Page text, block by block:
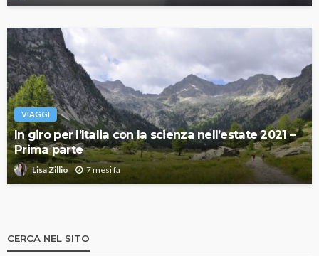
VIAGGI
In giro per l’Italia con la scienza nell’estate 2021 –
Prima parte
Lisa Zillio 7 mesi fa
CERCA NEL SITO